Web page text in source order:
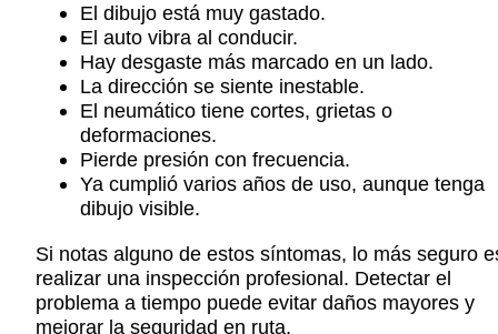
El dibujo está muy gastado.
El auto vibra al conducir.
Hay desgaste más marcado en un lado.
La dirección se siente inestable.
El neumático tiene cortes, grietas o
deformaciones.
Pierde presión con frecuencia.
Ya cumplió varios años de uso, aunque tenga
dibujo visible.
Si notas alguno de estos síntomas, lo más seguro
realizar una inspección profesional. Detectar el
problema a tiempo puede evitar daños mayores y
mejorar la seguridad en ruta.